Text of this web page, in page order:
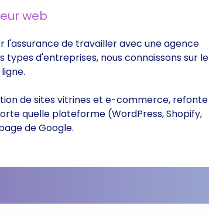
web
l'assurance de travailler avec une agence
types d'entreprises, nous connaissons sur le
de sites vitrines et e-commerce, refonte
quelle plateforme (WordPress, Shopify,
de Google.